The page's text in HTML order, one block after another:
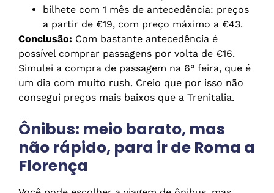
bilhete com 1 mês de antecedência: preços
a partir de €19, com preço máximo a €43.
Conclusão: Com bastante antecedência é
possível comprar passagens por volta de €16.
Simulei a compra de passagem na 6° feira, que é
um dia com muito rush. Creio que por isso não
consegui preços mais baixos que a Trenitalia.
Ônibus: meio barato, mas
não rápido, para ir de Roma a
Florença